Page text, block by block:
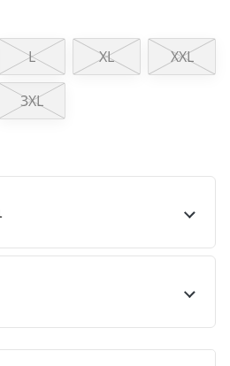
L XL XXL
3XL